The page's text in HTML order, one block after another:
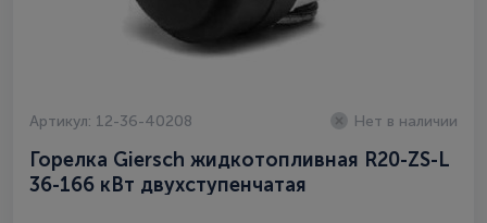
Артикул: 12-36-40208 Нет в наличии
Горелка Giersch жидкотопливная R20-ZS-L
36-166 кВт двухступенчатая